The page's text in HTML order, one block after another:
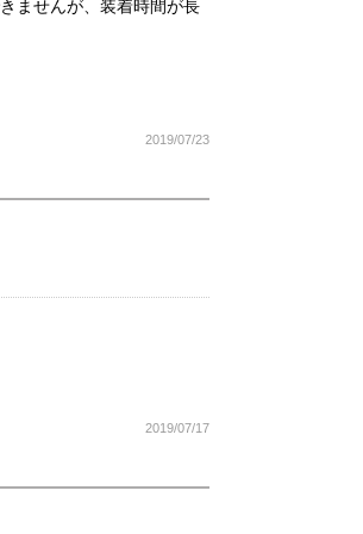
ませんが、装着時間が長
2019/07/23
2019/07/17